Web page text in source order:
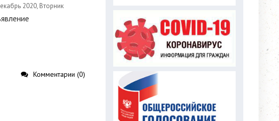
2020, Вторник
Комментарии (0)